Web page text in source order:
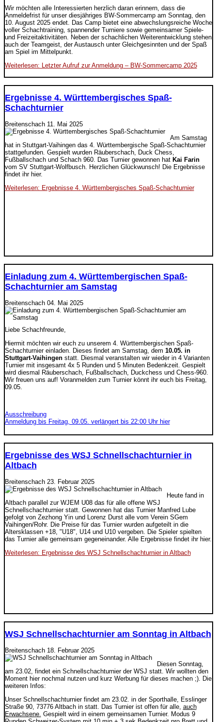
Wir möchten alle Interessierten herzlich daran erinnern, dass die
Anmeldefrist für unser diesjähriges BW-Sommercamp am Sonntag, den
10. August 2025 endet. Das Camp bietet eine abwechslungsreiche Woche
voller Schachtraining, spannender Turniere sowie gemeinsamer Spiele-
und Freizeitaktivitäten. Neben der schachlichen Weiterentwicklung stehen
auch der Teamgeist, der Austausch unter Gleichgesinnten und der Spaß
am Spiel im Mittelpunkt.
Weiterlesen: Letzter Aufruf zur Anmeldung – BW-Sommercamp 2025
Ergebnisse 4. Württembergisches Spaß-
Schachturnier
Breitenschach 11. Mai 2025
Am Samstag
hat in Stuttgart-Vaihingen das 4. Württembergische Spaß-Schachturnier
stattgefunden. Gespielt wurden Räuberschach, Duck Chess,
Fußballschach und Schach 960. Das Turnier gewonnen hat Kai Farin
vom SV Stuttgart-Wolfbusch. Herzlichen Glückwunsch! Die Ergebnisse
findet ihr hier.
Weiterlesen: Ergebnisse 4. Württembergisches Spaß-Schachturnier
Einladung zum 4. Württembergischen Spaß-
Schachturnier am Samstag
Breitenschach 04. Mai 2025
Liebe Schachfreunde,
Hiermit möchten wir euch zu unserem 4. Württembergischen Spaß-
Schachturnier einladen. Dieses findet am Samstag, dem 10.05. in
Stuttgart-Vaihingenstatt. Diesmal veranstalten wir wieder in 4 Varianten
Turnier mit insgesamt 4x 5 Runden und 5 Minuten Bedenkzeit. Gespielt
wird diesmal Räuberschach, Fußballschach, Duckchess und Chess-960.
Wir freuen uns auf! Voranmelden zum Turnier könnt ihr euch bis Freitag,
09.05.
Ausschreibung
Anmeldung bis Freitag, 09.05. verlängert bis 22:00 Uhr hier
Ergebnisse des WSJ Schnellschachturnier in
Altbach
Breitenschach 23. Februar 2025
Heute fand in
Altbach parallel zur WJEM U08 das für alle offene WSJ
Schnellschachturnier statt. Gewonnen hat das Turnier Manfred Lube
gefolgt von Zezhong Yin und Lorenz Durst alle vom Verein SGem
Vaihingen/Rohr. Die Preise für das Turnier wurden aufgeteilt in die
Altersklassen +18, "U18", U14 und U10 vergeben. Die Spieler spielten
das Turnier alle gemeinsam gegeneinander. Alle Ergebnisse findet ihr hier.
Weiterlesen: Ergebnisse des WSJ Schnellschachturnier in Altbach
WSJ Schnellschachturnier am Sonntag in Altbach
Breitenschach 18. Februar 2025
Diesen Sonntag,
am 23.02, findet ein Schnellschachturnier der WSJ statt. Wir wollten den
Moment hier nochmal nutzen und kurz Werbung für dieses machen ;). Die
weiteren Infos:
Unser Schnellschachturnier findet am 23.02. in der Sporthalle, Esslinger
Straße 90, 73776 Altbach in statt. Das Turnier ist offen für alle, auch
Erwachsene. Gespielt wird in einem gemeinsamen Turnier. Modus 9